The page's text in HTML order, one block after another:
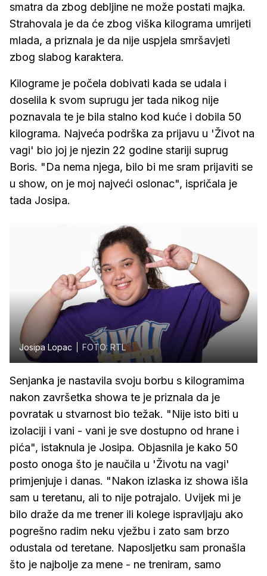
smatra da zbog debljine ne može postati majka.
Strahovala je da će zbog viška kilograma umrijeti
mlada, a priznala je da nije uspjela smršavjeti
zbog slabog karaktera.
Kilograme je počela dobivati kada se udala i
doselila k svom suprugu jer tada nikog nije
poznavala te je bila stalno kod kuće i dobila 50
kilograma. Najveća podrška za prijavu u 'Život na
vagi' bio joj je njezin 22 godine stariji suprug
Boris. "Da nema njega, bilo bi me sram prijaviti se
u show, on je moj najveći oslonac", ispričala je
tada Josipa.
Josipa Lopac FOTO: RTL
Senjanka je nastavila svoju borbu s kilogramima
nakon završetka showa te je priznala da je
povratak u stvarnost bio težak. "Nije isto biti u
izolaciji i vani - vani je sve dostupno od hrane i
pića", istaknula je Josipa. Objasnila je kako 50
posto onoga što je naučila u 'Životu na vagi'
primjenjuje i danas. "Nakon izlaska iz showa išla
sam u teretanu, ali to nije potrajalo. Uvijek mi je
bilo draže da me trener ili kolege ispravljaju ako
pogrešno radim neku vježbu i zato sam brzo
odustala od teretane. Naposljetku sam pronašla
što je najbolje za mene - ne treniram, samo